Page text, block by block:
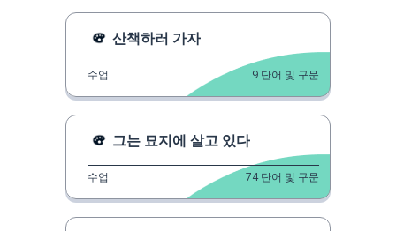
산책하러 가자
수업 9 단어 및 구문
그는 묘지에 살고 있다
수업 74 단어 및 구문